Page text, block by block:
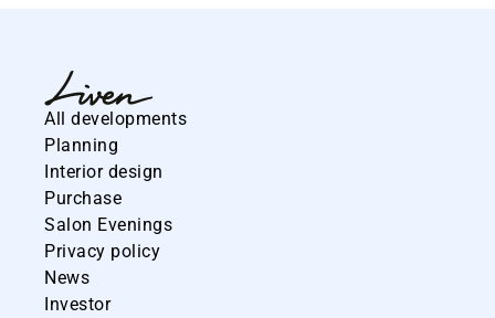
All developments
Planning
Interior design
Purchase
Salon Evenings
Privacy policy
News
Investor